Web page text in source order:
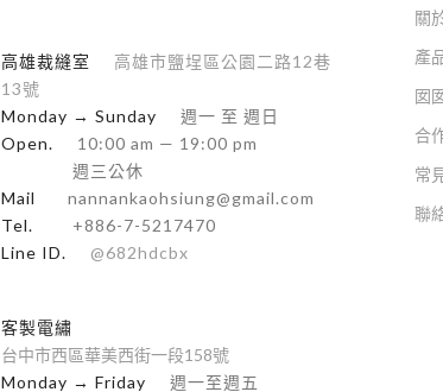
高雄裁縫室
高雄市鹽埕區公園二路12巷
13號
Monday → Sunday
週一 至 週日
Open.
10:00 am — 19:00 pm
週三公休
Mail
nannankaohsiung@gmail.com
Tel.
+886-7-5217470
Line ID.
@682hdcbx
客製電繡
台中市西區華美西街一段158號
Monday → Friday
週一至週五
關
產
囡
合
常
聯